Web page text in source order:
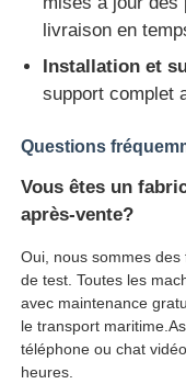
livraison en
Installation et
support complet
Questions
Vous êtes un
après-vente?
Oui, nous sommes
de test. Toutes les
avec maintenance
le transport
téléphone ou chat
heures.